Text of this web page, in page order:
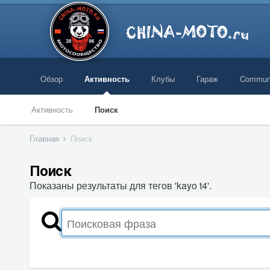
Обзор Активность
Активность Поиск
Клубы Гараж
Главная Поиск
Поиск
Показаны результаты для тегов 'kayo t4'.